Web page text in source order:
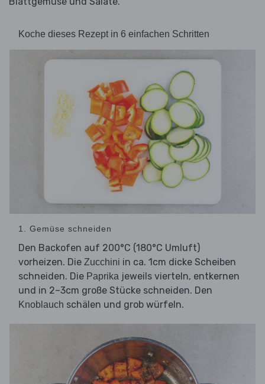
Koche dieses Rezept in 6 einfachen Schritten
1. Gemüse schneiden
Den Backofen auf 200°C (180°C Umluft)
vorheizen. Die Zucchini in ca. 1cm dicke Scheiben
schneiden. Die Paprika jeweils vierteln, entkernen
und in 2–3cm große Stücke schneiden. Den
Knoblauch schälen und grob würfeln.